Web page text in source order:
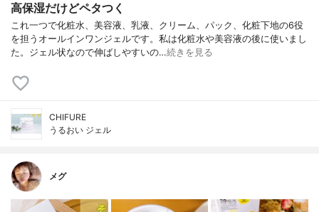
高保湿だけどペタつく
これ一つで化粧水、美容液、乳液、クリーム、パック、化粧下地の6役
を担うオールインワンジェルです。私は化粧水や美容液の後に使いまし
た。ジェル状なので伸ばしやすいの…続きを見る
CHIFURE
うるおい ジェル
メグ